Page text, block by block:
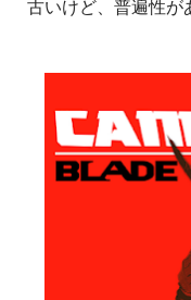
古いけど、普遍性が